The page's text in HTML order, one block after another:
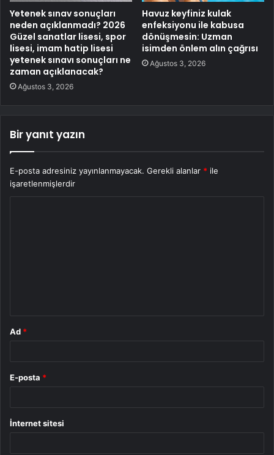
Yetenek sınav sonuçları
neden açıklanmadı? 2026
Güzel sanatlar lisesi, spor
lisesi, imam hatip lisesi
yetenek sınavı sonuçları ne
zaman açıklanacak?
Ağustos 3, 2026
Havuz keyfiniz kulak
enfeksiyonu ile kabusa
dönüşmesin: Uzman
isimden önlem alın çağrısı
Ağustos 3, 2026
Bir yanıt yazın
E-posta adresiniz yayınlanmayacak. Gerekli alanlar * ile
işaretlenmişlerdir
Ad *
E-posta *
İnternet sitesi